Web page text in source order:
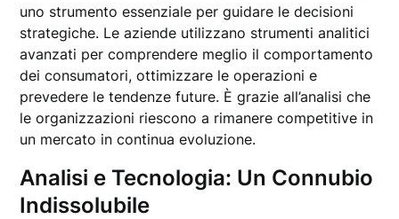
uno strumento essenziale per guidare le decisioni
strategiche. Le aziende utilizzano strumenti analitici
avanzati per comprendere meglio il comportamento
dei consumatori, ottimizzare le operazioni e
prevedere le tendenze future. È grazie all’analisi che
le organizzazioni riescono a rimanere competitive in
un mercato in continua evoluzione.
Analisi e Tecnologia: Un Connubio
Indissolubile